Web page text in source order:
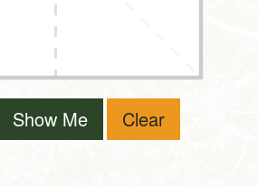
Show Me Clear